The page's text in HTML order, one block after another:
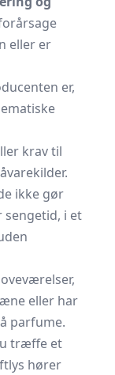
eller er
er,
krav til
ikke gør
sengetid, i et
eller har
parfume.
træffe et
hører